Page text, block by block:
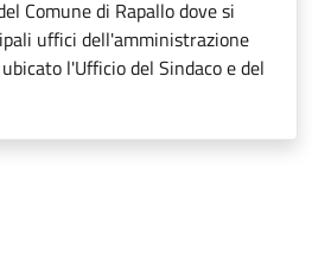
Comune di Rapallo dove si
uffici dell'amministrazione
l'Ufficio del Sindaco e del